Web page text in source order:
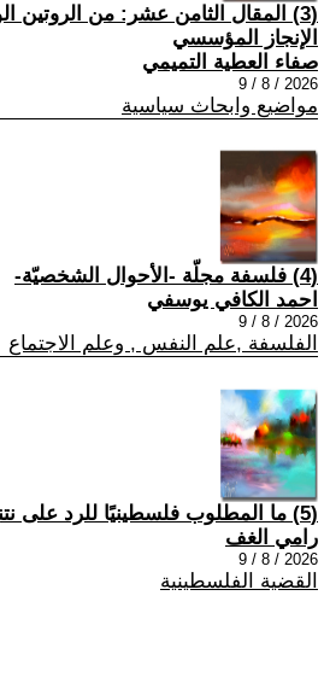
(3) المقال الثامن عشر: من الروتين
الإنجاز المؤسسي
صفاء العطية التميمي
2026 / 8 / 9
مواضيع وابحاث سياسية
(4) فلسفة مجلّة -الأحوال الشخصيّة-
احمد الكافي يوسفي
2026 / 8 / 9
الفلسفة ,علم النفس , وعلم الاجتماع
(5) ما المطلوب فلسطينيًا للرد على نتنياهو؟
رامي الغف
2026 / 8 / 9
القضية الفلسطينية